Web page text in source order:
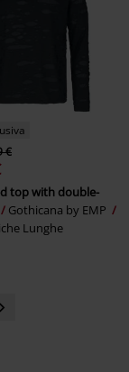
€
top with double-
Gothicana by EMP
Lunghe